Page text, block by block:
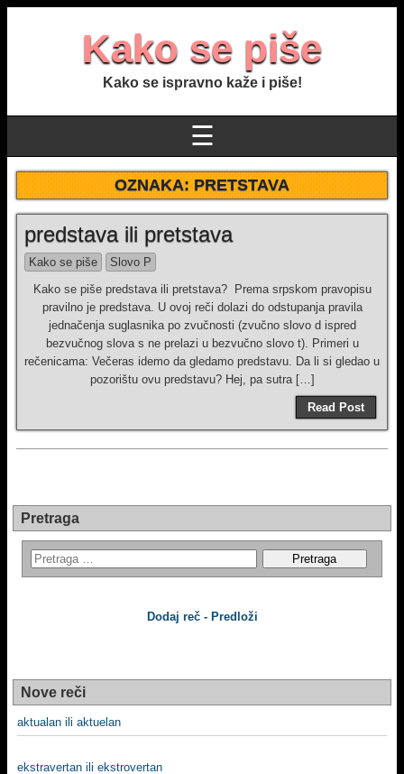
Kako se piše
Kako se ispravno kaže i piše!
☰
OZNAKA:PRETSTAVA
predstava ili pretstava
Kako se piše
Slovo P
Kako se piše predstava ili pretstava? Prema srpskom pravopisu
pravilno je predstava. U ovoj reči dolazi do odstupanja pravila
jednačenja suglasnika po zvučnosti (zvučno slovo d ispred
bezvučnog slova s ne prelazi u bezvučno slovo t). Primeri u
rečenicama: Večeras idemo da gledamo predstavu. Da li si gledao u
pozorištu ovu predstavu? Hej, pa sutra […]
Read Post
Pretraga
Dodaj reč - Predloži
Nove reči
aktualan ili aktuelan
ekstravertan ili ekstrovertan